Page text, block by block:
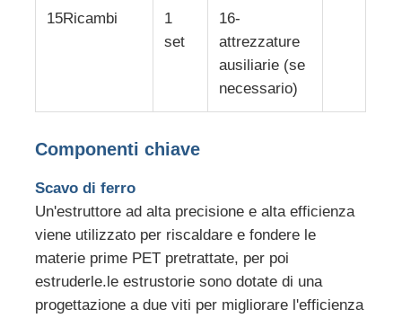
15Ricambi
1
set
16-
attrezzature
ausiliarie (se
necessario)
Componenti chiave
Scavo di ferro
Un'estruttore ad alta precisione e alta efficienza
viene utilizzato per riscaldare e fondere le
materie prime PET pretrattate, per poi
estruderle.le estrustorie sono dotate di una
progettazione a due viti per migliorare l'efficienza